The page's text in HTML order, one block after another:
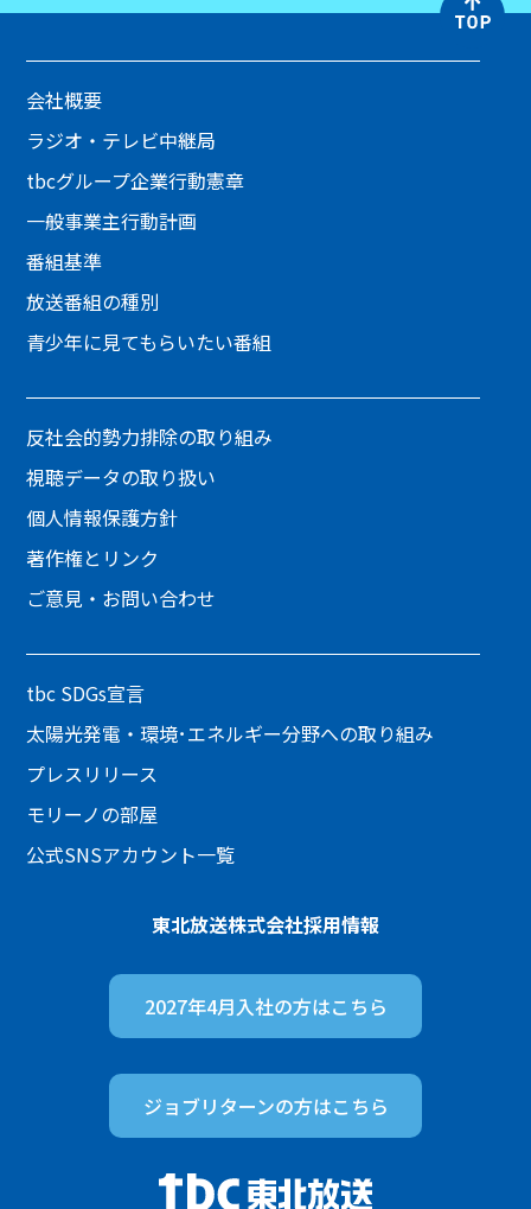
会社概要
ラジオ・テレビ中継局
tbcグループ企業行動憲章
一般事業主行動計画
番組基準
放送番組の種別
青少年に見てもらいたい番組
反社会的勢力排除の取り組み
視聴データの取り扱い
個人情報保護方針
著作権とリンク
ご意見・お問い合わせ
tbc SDGs宣言
太陽光発電・環境･エネルギー分野への取り組み
プレスリリース
モリーノの部屋
公式SNSアカウント一覧
東北放送株式会社採用情報
2027年4月入社の方はこちら
ジョブリターンの方はこちら